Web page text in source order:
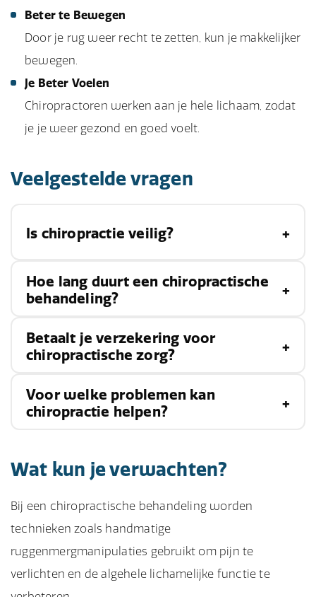
Beter te Bewegen
Door je rug weer recht te zetten, kun je makkelijker
bewegen.
Je Beter Voelen
Chiropractoren werken aan je hele lichaam, zodat
je je weer gezond en goed voelt.
Veelgestelde vragen
Is chiropractie veilig?
Ja, het is een veilige behandelmethode, mits
uitgevoerd door een ervaren en gekwalificeerde
chiropractor.
Hoe lang duurt een chiropractische
behandeling?
Dat hangt af van hoe erg je gewond bent en
wat je nodig hebt.
Betaalt je verzekering voor
chiropractische zorg?
Dat verschilt perverzekering. Kijk even in je
polisvoorwaarden.
Voor welke problemen kan
chiropractie helpen?
rug, nek, hoofd,schoudersen spieren. Mensen
zoeken ook chiropractische hulp voor
aandoeningen zoals hernia's, ischias en artritis.
De chiropractor gebruikt verschillende
technieken om deze problemen te verlichten.
Wat kun je verwachten?
Bij een chiropractische behandeling worden
technieken zoals handmatige
ruggenmergmanipulaties gebruikt om pijn te
verlichten en de algehele lichamelijke functie te